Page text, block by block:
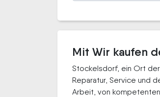
Mit Wir kaufen
Stockelsdorf, ein Ort
Reparatur, Service und
Arbeit, von